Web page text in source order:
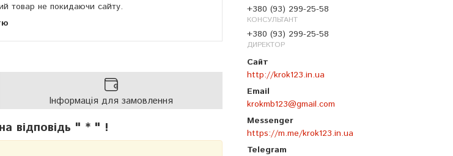
+380 (93) 299-25-58
КОНСУЛЬТАНТ
+380 (93) 299-25-58
ДИРЕКТОР
http://krok123.in.ua
krokmb123@gmail.com
https://m.me/krok123.in.ua
товар не покидаючи сайту.
Інформація для замовлення
відповідь " * " !